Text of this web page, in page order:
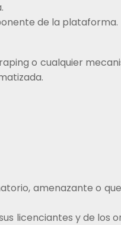
de la plataforma.
o cualquier
amenazante o
licenciantes y de los